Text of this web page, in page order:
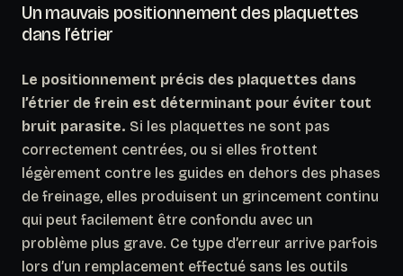
Un mauvais positionnement des plaquettes
dans l’étrier
Le positionnement précis des plaquettes dans
l’étrier de frein est déterminant pour éviter tout
bruit parasite. Si les plaquettes ne sont pas
correctement centrées, ou si elles frottent
légèrement contre les guides en dehors des phases
de freinage, elles produisent un grincement continu
qui peut facilement être confondu avec un
problème plus grave. Ce type d’erreur arrive parfois
lors d’un remplacement effectué sans les outils